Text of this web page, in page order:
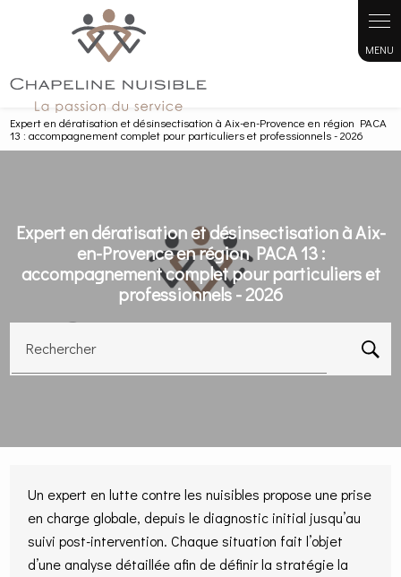
Expert en dératisation et désinsectisation à Aix-en-Provence en région PACA
13 : accompagnement complet pour particuliers et professionnels - 2026
Expert en dératisation et désinsectisation à Aix-
en-Provence en région PACA 13 :
accompagnement complet pour particuliers et
professionnels - 2026
Rechercher
Un expert en lutte contre les nuisibles propose une prise
en charge globale, depuis le diagnostic initial jusqu’au
suivi post-intervention. Chaque situation fait l’objet
d’une analyse détaillée afin de définir la stratégie la
Panneau de gestion des cookies